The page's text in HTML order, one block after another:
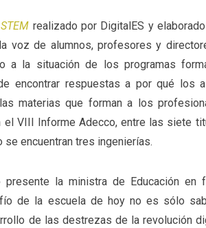
realizado por DigitalES y
voz de alumnos, profesores y
a la situación de los programas
encontrar respuestas a por qué los
materias que forman a los
el VIII Informe Adecco, entre las siete
encuentran tres ingenierías.
la ministra de Educación en
de la escuela de hoy no es sólo
de las destrezas de la revolución